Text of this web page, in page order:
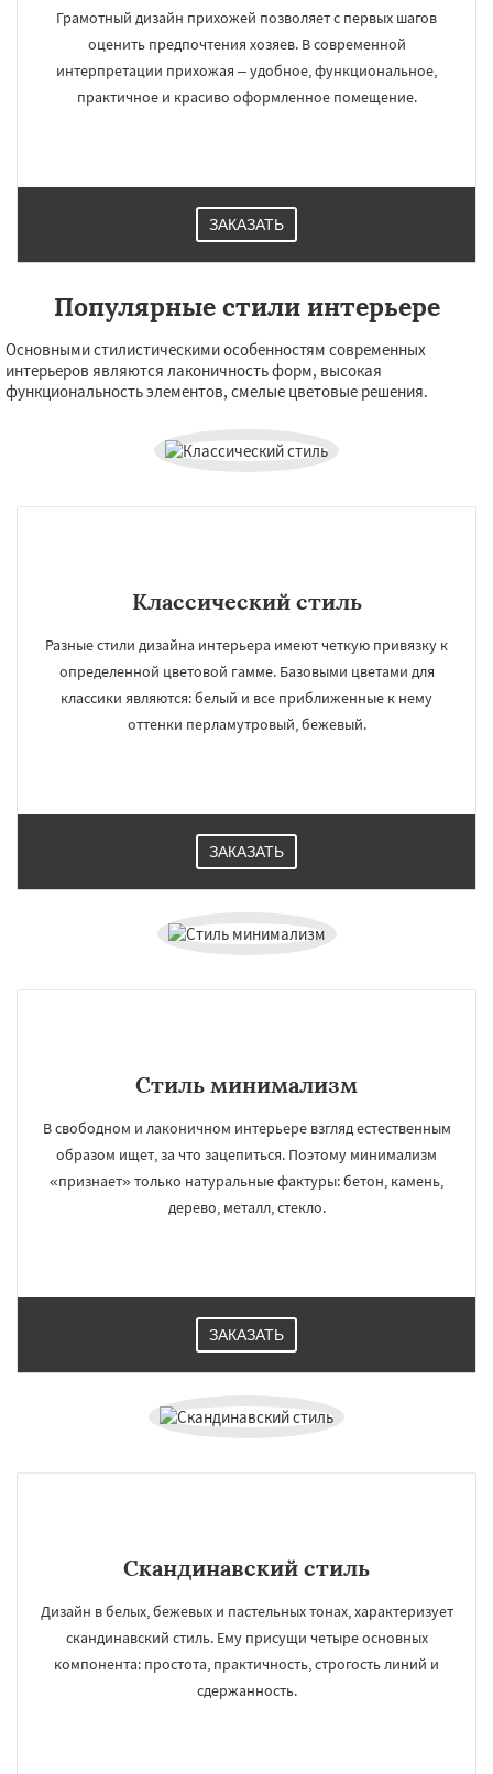
Грамотный дизайн прихожей позволяет с первых шагов
оценить предпочтения хозяев. В современной
интерпретации прихожая – удобное, функциональное,
практичное и красиво оформленное помещение.
ЗАКАЗАТЬ
Популярные стили интерьере
Основными стилистическими особенностям современных
интерьеров являются лаконичность форм, высокая
функциональность элементов, смелые цветовые решения.
Классический стиль
Разные стили дизайна интерьера имеют четкую привязку к
определенной цветовой гамме. Базовыми цветами для
классики являются: белый и все приближенные к нему
оттенки перламутровый, бежевый.
ЗАКАЗАТЬ
Стиль минимализм
В свободном и лаконичном интерьере взгляд естественным
образом ищет, за что зацепиться. Поэтому минимализм
«признает» только натуральные фактуры: бетон, камень,
дерево, металл, стекло.
ЗАКАЗАТЬ
Скандинавский стиль
Дизайн в белых, бежевых и пастельных тонах, характеризует
скандинавский стиль. Ему присущи четыре основных
компонента: простота, практичность, строгость линий и
сдержанность.